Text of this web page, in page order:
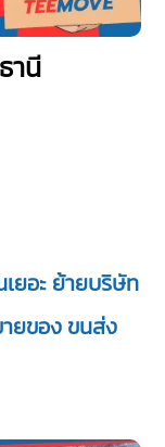
านี
ยอะ ย้ายบริษัท
ยของ ขนส่ง